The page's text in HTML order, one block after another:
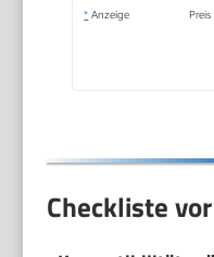
* Anzeige
Checkliste